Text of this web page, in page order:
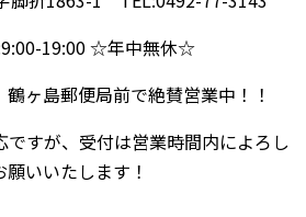
19:00 ☆年中無休☆
ヶ島郵便局前で絶賛営業中！！
すが、受付は営業時間内によろし
願いいたします！